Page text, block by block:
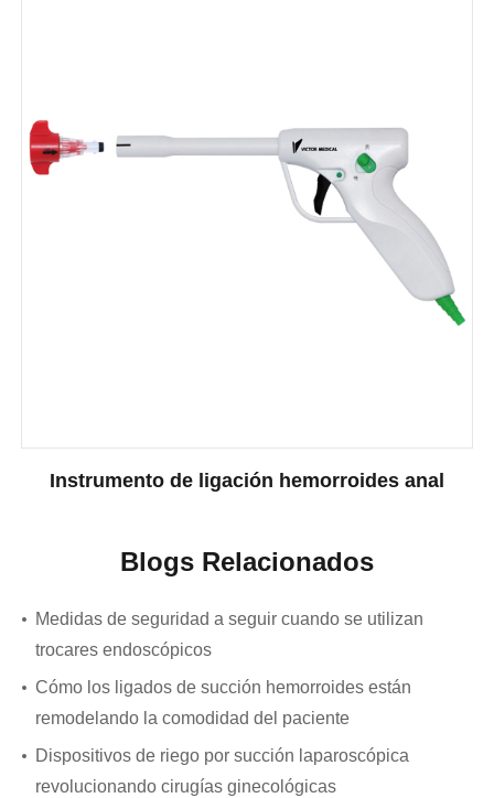
Instrumento de ligación hemorroides anal
Blogs Relacionados
Medidas de seguridad a seguir cuando se utilizan
trocares endoscópicos
Cómo los ligados de succión hemorroides están
remodelando la comodidad del paciente
Dispositivos de riego por succión laparoscópica
revolucionando cirugías ginecológicas